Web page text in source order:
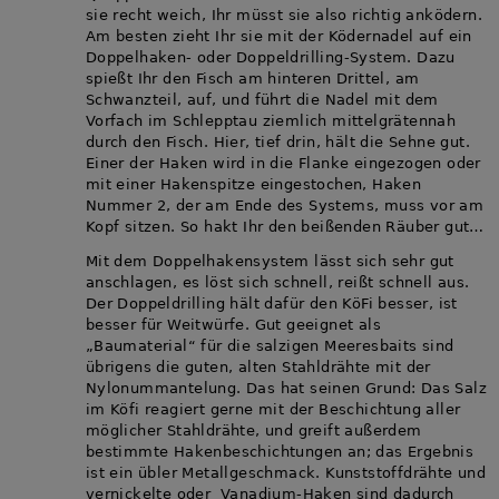
sie recht weich, Ihr müsst sie also richtig anködern.
Am besten zieht Ihr sie mit der Ködernadel auf ein
Doppelhaken- oder Doppeldrilling-System. Dazu
spießt Ihr den Fisch am hinteren Drittel, am
Schwanzteil, auf, und führt die Nadel mit dem
Vorfach im Schlepptau ziemlich mittelgrätennah
durch den Fisch. Hier, tief drin, hält die Sehne gut.
Einer der Haken wird in die Flanke eingezogen oder
mit einer Hakenspitze eingestochen, Haken
Nummer 2, der am Ende des Systems, muss vor am
Kopf sitzen. So hakt Ihr den beißenden Räuber gut…
Mit dem Doppelhakensystem lässt sich sehr gut
anschlagen, es löst sich schnell, reißt schnell aus.
Der Doppeldrilling hält dafür den KöFi besser, ist
besser für Weitwürfe. Gut geeignet als
„Baumaterial“ für die salzigen Meeresbaits sind
übrigens die guten, alten Stahldrähte mit der
Nylonummantelung. Das hat seinen Grund: Das Salz
im Köfi reagiert gerne mit der Beschichtung aller
möglicher Stahldrähte, und greift außerdem
bestimmte Hakenbeschichtungen an; das Ergebnis
ist ein übler Metallgeschmack. Kunststoffdrähte und
vernickelte oder Vanadium-Haken sind dadurch